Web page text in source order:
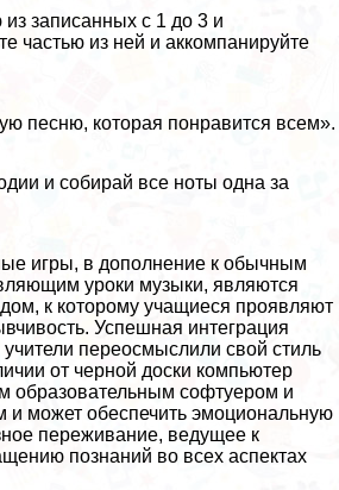
записанных с 1 до 3 и
частью из ней и аккомпанируйте
песню, которая понравится всем».
и собирай все ноты одна за
игры, в дополнение к обычным
уроки музыки, являются
к которому учащиеся проявляют
Успешная интеграция
учители переосмыслили свой стиль
от черной доски компьютер
образовательным софтуером и
и может обеспечить эмоциональную
переживание, ведущее к
познаний во всех аспектах